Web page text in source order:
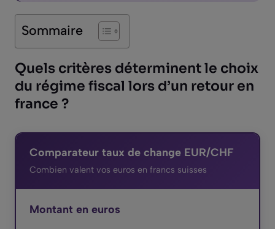
Sommaire
Quels critères déterminent le choix
du régime fiscal lors d’un retour en
france ?
Comparateur taux de change EUR/CHF
Combien valent vos euros en francs suisses
Montant en euros